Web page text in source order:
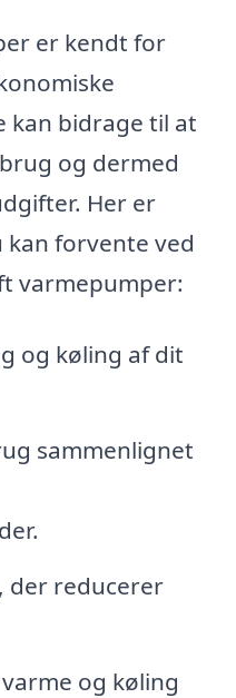
er kendt for
kan bidrage til at
og dermed
Her er
forvente ved
varmepumper:
og køling af dit
sammenlignet
der reducerer
og køling